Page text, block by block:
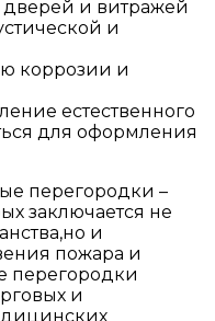
и витражей
и
коррозии и
естественного
для оформления
перегородки –
заключается не
и
пожара и
перегородки
и